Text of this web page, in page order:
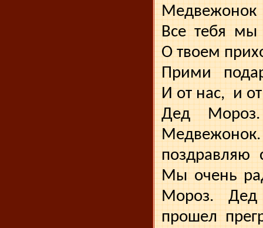
Медвежонок
Все тебя
мы
О твоем
Прими
И от нас, и
Дед
Мороз.
Медвежонок.
поздравляю
Мы очень
Мороз. Дед
прошел